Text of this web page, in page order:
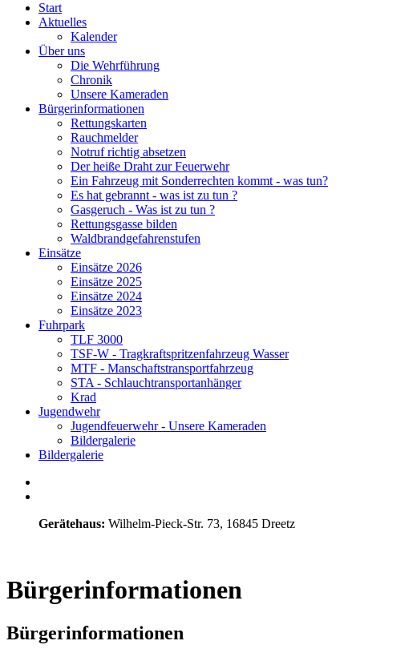
Start
Aktuelles
Kalender
Über uns
Die Wehrführung
Chronik
Unsere Kameraden
Bürgerinformationen
Rettungskarten
Rauchmelder
Notruf richtig absetzen
Der heiße Draht zur Feuerwehr
Ein Fahrzeug mit Sonderrechten kommt - was tun?
Es hat gebrannt - was ist zu tun ?
Gasgeruch - Was ist zu tun ?
Rettungsgasse bilden
Waldbrandgefahrenstufen
Einsätze
Einsätze 2026
Einsätze 2025
Einsätze 2024
Einsätze 2023
Fuhrpark
TLF 3000
TSF-W - Tragkraftspritzenfahrzeug Wasser
MTF - Manschaftstransportfahrzeug
STA - Schlauchtransportanhänger
Krad
Jugendwehr
Jugendfeuerwehr - Unsere Kameraden
Bildergalerie
Bildergalerie
Gerätehaus: Wilhelm-Pieck-Str. 73, 16845 Dreetz
Bürgerinformationen
Bürgerinformationen